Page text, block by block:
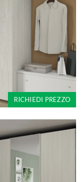
RICHIEDI PREZZO